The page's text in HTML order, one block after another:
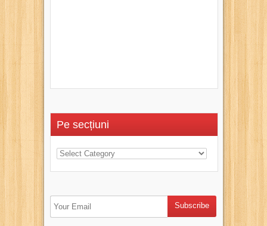
Pe secțiuni